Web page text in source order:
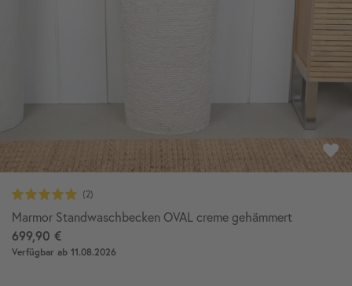
Marmor Standwaschbecken OVAL creme gehämmert
699,90 €
Verfügbar ab 11.08.2026